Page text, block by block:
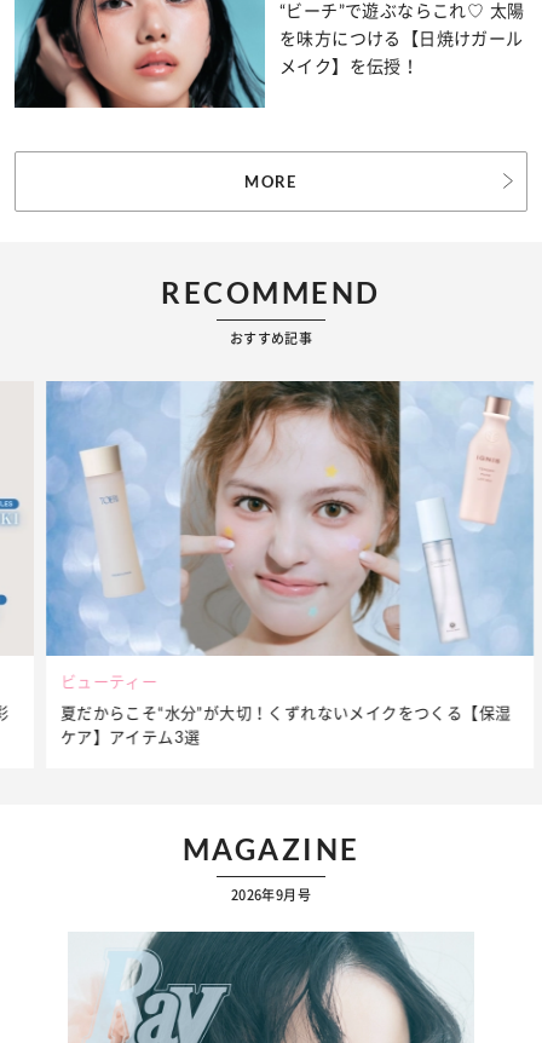
“ビーチ”で遊ぶならこれ♡ 太陽
を味方につける【日焼けガール
メイク】を伝授！
MORE
RECOMMEND
おすすめ記事
ビューティー
夏だからこそ“水分”が大切！くずれないメイクをつくる【保湿
ケア】アイテム3選
MAGAZINE
2026年9月号